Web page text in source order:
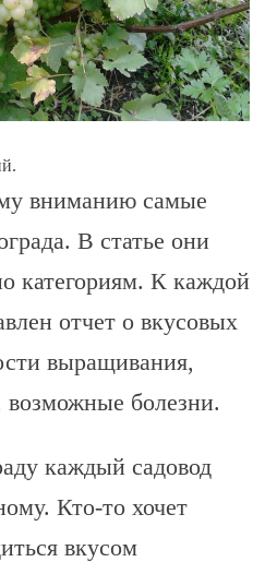
вниманию самые
В статье они
категориям. К каждой
отчет о вкусовых
выращивания,
возможные болезни.
каждый садовод
Кто-то хочет
вкусом